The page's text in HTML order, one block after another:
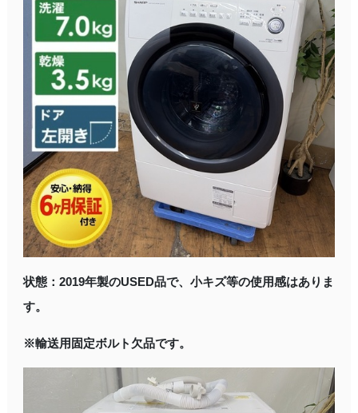
状態：2019年製のUSED品で、小キズ等の使用感はありま
す。
※輸送用固定ボルト欠品です。